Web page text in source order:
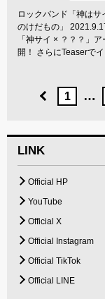
ロックバンド「神は
のけだもの」
「神サイ × ？？？」
開！ さらにTeaserで
1 …
LINK
Official HP
YouTube
Official X
Official Instagram
Official TikTok
Official LINE